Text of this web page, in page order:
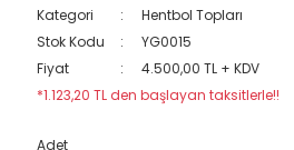
Kategori
Hentbol Topları
Stok Kodu
YG0015
Fiyat
4.500,00 TL + KDV
*1.123,20 TL den başlayan taksitlerle!!
Adet